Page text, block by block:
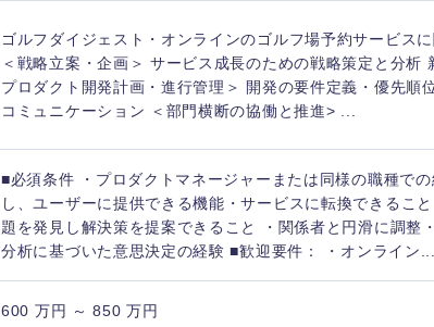
ゴルフダイジェスト・オンラインのゴルフ場予約サービス
＜戦略立案・企画＞ サービス成長のための戦略策定と分析
プロダクト開発計画・進行管理＞ 開発の要件定義・優先順
コミュニケーション ＜部門横断の協働と推進> ...
■必須条件 ・プロダクトマネージャーまたは同様の職種で
し、ユーザーに提供できる機能・サービスに転換できるこ
題を発見し解決策を提案できること ・関係者と円滑に調整
分析に基づいた意思決定の経験 ■歓迎要件： ・オンライン...
600 万円 ～ 850 万円